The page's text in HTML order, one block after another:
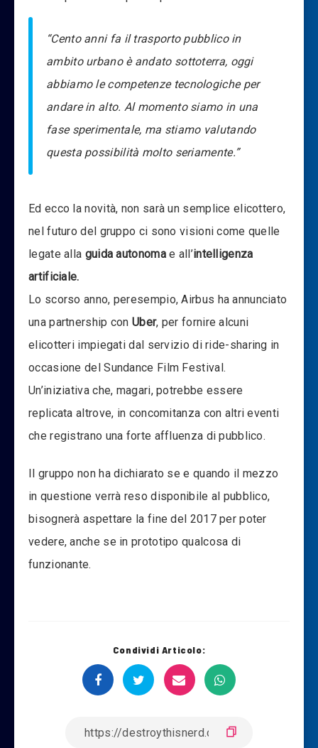
“Cento anni fa il trasporto pubblico in
ambito urbano è andato sottoterra, oggi
abbiamo le competenze tecnologiche per
andare in alto. Al momento siamo in una
fase sperimentale, ma stiamo valutando
questa possibilità molto seriamente.”
Ed ecco la novità, non sarà un semplice elicottero,
nel futuro del gruppo ci sono visioni come quelle
legate alla guida autonomae all’intelligenza
artificiale.
Lo scorso anno, peresempio, Airbus ha annunciato
una partnership conUber, per fornire alcuni
elicotteri impiegati dal servizio di ride-sharing in
occasione del Sundance Film Festival.
Un’iniziativa che, magari, potrebbe essere
replicata altrove, in concomitanza con altri eventi
che registrano una forte affluenza di pubblico.
Il gruppo non ha dichiarato se e quando il mezzo
in questione verrà reso disponibile al pubblico,
bisognerà aspettare la fine del 2017 per poter
vedere, anche se in prototipo qualcosa di
funzionante.
Condividi Articolo: